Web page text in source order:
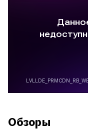
Обзоры